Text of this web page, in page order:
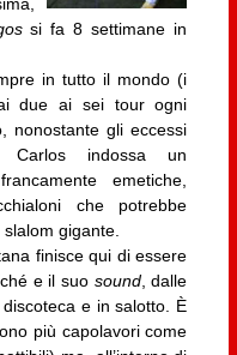
si fa 8 settimane in
in tutto il mondo (i
due ai sei tour ogni
nonostante gli eccessi
Carlos indossa un
emetiche,
che potrebbe
gigante.
finisce qui di essere
e il suo sound, dalle
e in salotto. È
più capolavori come